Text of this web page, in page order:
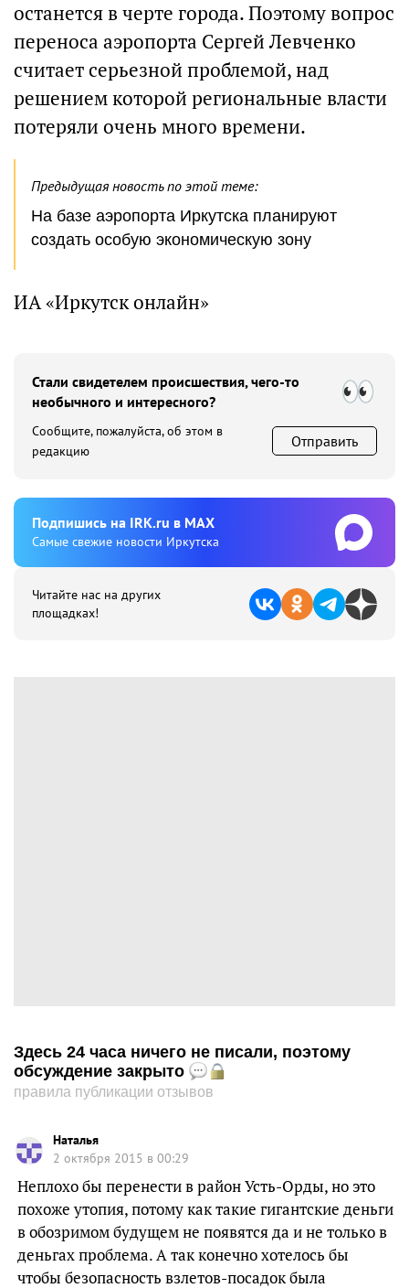
останется в черте города. Поэтому вопрос
переноса аэропорта Сергей Левченко
считает серьезной проблемой, над
решением которой региональные власти
потеряли очень много времени.
Предыдущая новость по этой теме:
На базе аэропорта Иркутска планируют
создать особую экономическую зону
ИА «Иркутск онлайн»
Стали свидетелем происшествия, чего-то
необычного и интересного?
Сообщите, пожалуйста, об этом в
редакцию
Отправить
Подпишиcь на IRK.ru в MAX
Cамые свежие новости Иркутска
Читайте нас на других
площадках!
Здесь 24 часа ничего не писали, поэтому
обсуждение закрыто
правила публикации отзывов
Наталья
2 октября 2015 в 00:29
Неплохо бы перенести в район Усть-Орды, но это
похоже утопия, потому как такие гигантские деньги
в обозримом будущем не появятся да и не только в
деньгах проблема. А так конечно хотелось бы
чтобы безопасность взлетов-посадок была